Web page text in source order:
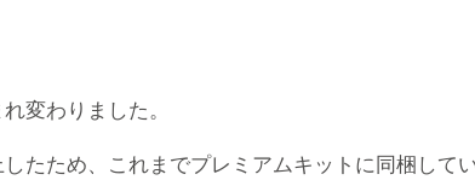
変わりました。
たため、これまでプレミアムキットに同梱して